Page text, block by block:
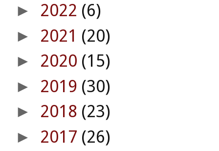
► 2022 (6)
► 2021 (20)
► 2020 (15)
► 2019 (30)
► 2018 (23)
► 2017 (26)